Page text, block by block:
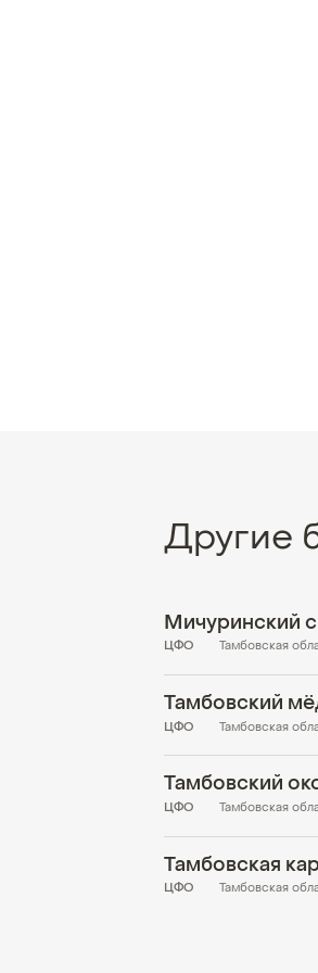
Другие
Тамбовская
Мичуринский
ЦФО
Тамбовская
Тамбовский
ЦФО
Тамбовская
Тамбовский
ЦФО
Тамбовская
Тамбовская
ЦФО